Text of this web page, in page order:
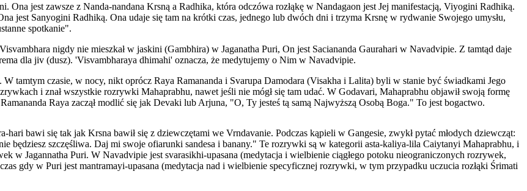
jest zawsze z Nanda-nandana Krsną a Radhika, która odczówa rozłąkę w Nandagaon jest Jej manifestacją, Viyogini Radhiką.
jest Sanyogini Radhiką. Ona udaje się tam na krótki czas, jednego lub dwóch dni i trzyma Krsnę w rydwanie Swojego umysłu,
spotkanie".
nigdy nie mieszkał w jaskini (Gambhira) w Jaganatha Puri, On jest Saciananda Gaurahari w Navadvipie. Z tamtąd daje
dla jiv (dusz). 'Visvambharaya dhimahi' oznacza, że medytujemy o Nim w Navadvipie.
tamtym czasie, w nocy, nikt oprócz Raya Ramananda i Svarupa Damodara (Visakha i Lalita) byli w stanie być świadkami Jego
i znał wszystkie rozrywki Mahaprabhu, nawet jeśli nie mógł się tam udać. W Godavari, Mahaprabhu objawił swoją formę
Raya zaczął modlić się jak Devaki lub Arjuna, "O, Ty jesteś tą samą Najwyższą Osobą Boga." To jest bogactwo.
bawi się tak jak Krsna bawił się z dziewczętami we Vrndavanie. Podczas kąpieli w Gangesie, zwykł pytać młodych dziewcząt:
będziesz szczęśliwa. Daj mi swoje ofiarunki sandesa i banany." Te rozrywki są w kategorii asta-kaliya-lila Caiytanyi Mahaprabhu, i
w Jagannatha Puri. W Navadvipie jest svarasikhi-upasana (medytacja i wielbienie ciągłego potoku nieograniczonych rozrywek,
gdy w Puri jest mantramayi-upasana (medytacja nad i wielbienie specyficznej rozrywki, w tym przypadku uczucia rozłąki Śrimati